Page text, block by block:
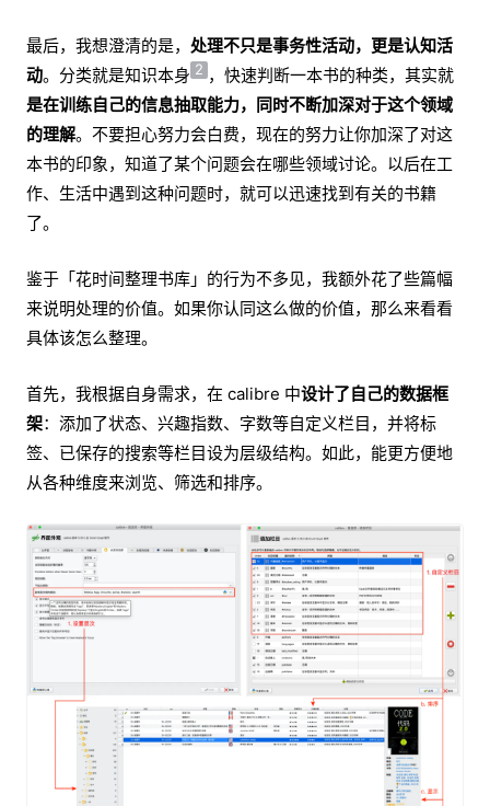
最后，我想澄清的是， 处理不只是事务性活动，更是认知活
动。分类就是知识本身 2 ，快速判断一本书的种类，其实就
是在训练自己的信息抽取能力，同时不断加深对于这个领域
的理解。不要担心努力会白费，现在的努力让你加深了对这
本书的印象，知道了某个问题会在哪些领域讨论。以后在工
作、生活中遇到这种问题时，就可以迅速找到有关的书籍
了。
鉴于「花时间整理书库」的行为不多见，我额外花了些篇幅
来说明处理的价值。如果你认同这么做的价值，那么来看看
具体该怎么整理。
首先，我根据自身需求，在 calibre 中设计了自己的数据框
架：添加了状态、兴趣指数、字数等自定义栏目，并将标
签、已保存的搜索等栏目设为层级结构。如此，能更方便地
从各种维度来浏览、筛选和排序。